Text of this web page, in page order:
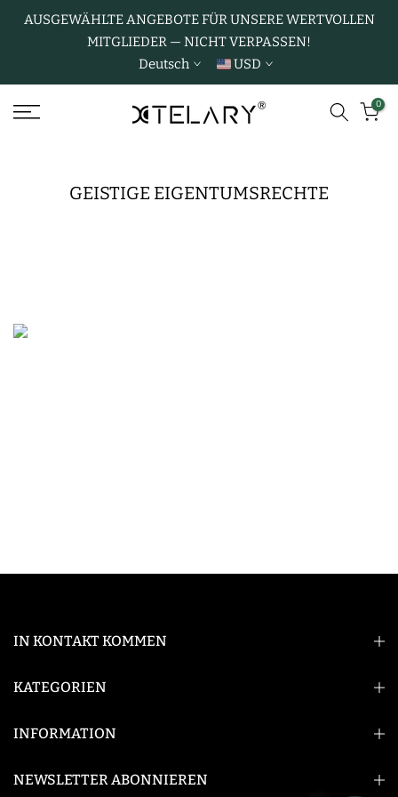
Zum
AUSGEWÄHLTE ANGEBOTE FÜR UNSERE WERTVOLLEN
MITGLIEDER — NICHT VERPASSEN!
Deutsch
USD
0
GEISTIGE EIGENTUMSRECHTE
IN KONTAKT KOMMEN
KATEGORIEN
INFORMATION
NEWSLETTER ABONNIEREN